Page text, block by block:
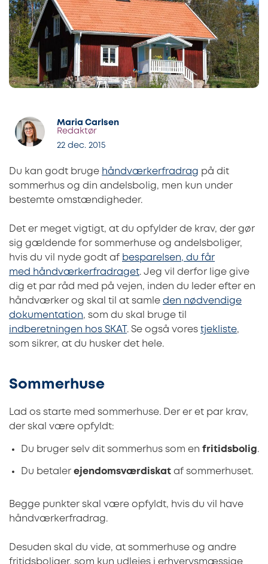
Maria Carlsen
Redaktør
22 dec. 2015
Du kan godt bruge håndværkerfradrag på dit
sommerhus og din andelsbolig, men kun under
bestemte omstændigheder.
Det er meget vigtigt, at du opfylder de krav, der gør
sig gældende for sommerhuse og andelsboliger,
hvis du vil nyde godt af besparelsen, du får
med håndværkerfradraget. Jeg vil derfor lige give
dig et par råd med på vejen, inden du leder efter en
håndværker og skal til at samle den nødvendige
dokumentation, som du skal bruge til
indberetningen hos SKAT . Se også vores tjekliste,
som sikrer, at du husker det hele.
Sommerhuse
Lad os starte med sommerhuse. Der er et par krav,
der skal være opfyldt:
Du bruger selv dit sommerhus som en fritidsbolig.
Du betaler ejendomsværdiskat af sommerhuset.
Begge punkter skal være opfyldt, hvis du vil have
håndværkerfradrag.
Desuden skal du vide, at sommerhuse og andre
fritidsboliger, som kun udlejes i erhvervsmæssige